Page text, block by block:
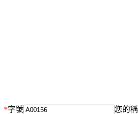
*字號
您的